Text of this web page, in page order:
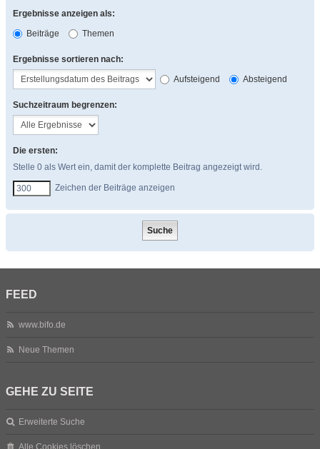
Ergebnisse anzeigen als:
Beiträge
Themen
Ergebnisse sortieren nach:
Aufsteigend
Absteigend
Suchzeitraum begrenzen:
Die ersten:
Stelle 0 als Wert ein, damit der komplette Beitrag angezeigt wird.
Zeichen der Beiträge anzeigen
FEED
www.bifo.de
Neue Themen
GEHE ZU SEITE
Erweiterte Suche
Alle Cookies löschen